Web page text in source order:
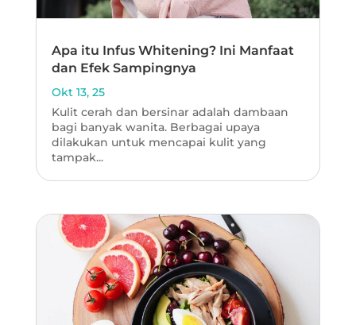
Apa itu Infus Whitening? Ini Manfaat
dan Efek Sampingnya
Okt 13, 25
Kulit cerah dan bersinar adalah dambaan
bagi banyak wanita. Berbagai upaya
dilakukan untuk mencapai kulit yang
tampak...